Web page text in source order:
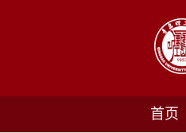
首页